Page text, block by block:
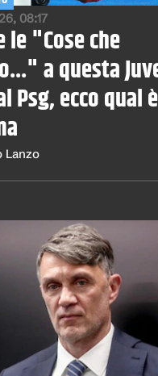
08:17
le "Cose che
a questa
Psg, ecco qual
Lanzo